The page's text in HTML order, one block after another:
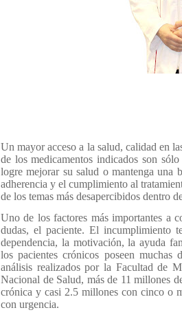
Un mayor acceso a la salud, calidad en
de los medicamentos indicados son
logre mejorar su salud o mantenga una
adherencia y el cumplimiento al
de los temas más desapercibidos dentro
Uno de los factores más importantes a
dudas, el paciente. El incumplimiento
dependencia, la motivación, la ayuda
los pacientes crónicos poseen muchas
análisis realizados por la Facultad de
Nacional de Salud, más de 11 millones
crónica y casi 2.5 millones con cinco o
con urgencia.